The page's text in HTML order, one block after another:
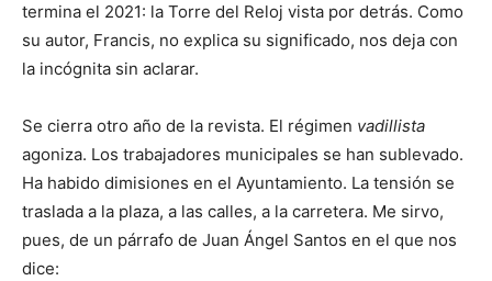
termina el 2021: la Torre del Reloj vista por detrás. Como
su autor, Francis, no explica su significado, nos deja con
la incógnita sin aclarar.
Se cierra otro año de la revista. El régimen vadillista
agoniza. Los trabajadores municipales se han sublevado.
Ha habido dimisiones en el Ayuntamiento. La tensión se
traslada a la plaza, a las calles, a la carretera. Me sirvo,
pues, de un párrafo de Juan Ángel Santos en el que nos
dice: